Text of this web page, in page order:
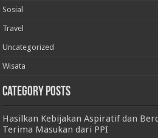
Sosial
Travel
Uncategorized
Wisata
Category Posts
Hasilkan Kebijakan Aspiratif dan
Terima Masukan dari PPI